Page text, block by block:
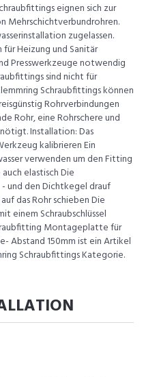
eignen sich zur
Mehrschichtverbundrohren.
zugelassen.
für Heizung und Sanitär
Presswerkzeuge notwendig
sind nicht für
Schraubfittings können
Rohrverbindungen
Rohr, eine Rohrschere und
Installation: Das
kalibrieren Ein
verwenden um den Fitting
elastisch Die
und den Dichtkegel drauf
das Rohr schieben Die
einem Schraubschlüssel
Montageplatte für
Abstand 150mm ist ein Artikel
Schraubfittings Kategorie.